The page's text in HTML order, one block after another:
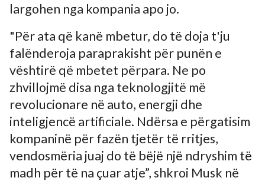
largohen nga kompania apo jo.
"Për ata që kanë mbetur, do të doja t'ju
falënderoja paraprakisht për punën e
vështirë që mbetet përpara. Ne po
zhvillojmë disa nga teknologjitë më
revolucionare në auto, energji dhe
inteligjencë artificiale. Ndërsa e përgatisim
kompaninë për fazën tjetër të rritjes,
vendosmëria juaj do të bëjë një ndryshim të
madh për të na çuar atje”, shkroi Musk në